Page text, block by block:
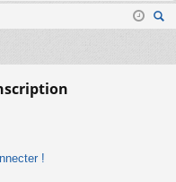
ne cri
!